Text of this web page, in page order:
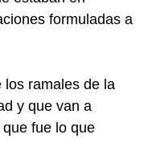
formuladas a
los ramales de la
y que van a
fue lo que